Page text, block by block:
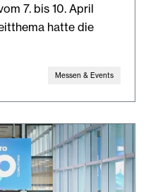
7. bis 10. April
hatte die
Messen & Events